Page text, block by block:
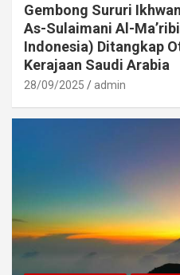
Gembong Sururi
As-Sulaimani Al-
Indonesia) Ditangkap
Kerajaan Saudi Arabia
28/09/2025 admin